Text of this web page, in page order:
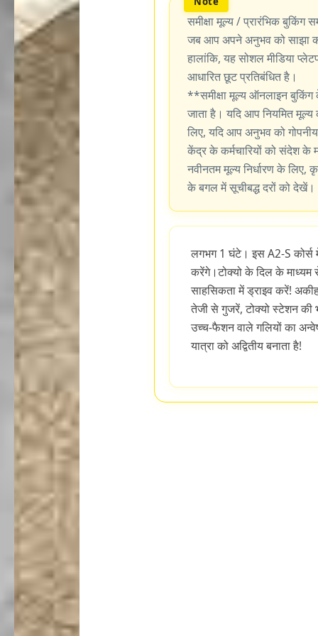
समीक्षा मूल्य / प्रारंभिक बुकिंग
जब आप अपने अनुभव को साझा
हालांकि, यह सोशल मीडिया
आधारित छूट प्रतिबंधित है।
**समीक्षा मूल्य ऑनलाइन बुकिंग
जाता है। यदि आप नियमित
लिए, यदि आप अनुभव को
केंद्र के कर्मचारियों को संदेश के
नवीनतम मूल्य निर्धारण के
के बगल में सूचीबद्ध दरों को देखें।
लगभग 1 घंटे। इस A2-S कोर्स
करेंगे।टोक्यो के दिल के माध्यम
साहसिकता में ड्राइव करें!
तेजी से गुजरें, टोक्यो स्टेशन
उच्च-फैशन वाले गलियों का
यात्रा को अद्वितीय बनाता है!